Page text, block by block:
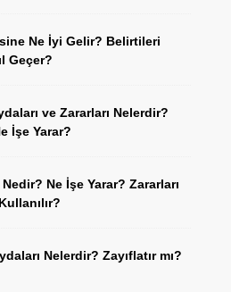
Ne İyi Gelir? Belirtileri
Geçer?
ve Zararları Nelerdir?
İşe Yarar?
Ne İşe Yarar? Zararları
Nelerdir? Zayıflatır mı?